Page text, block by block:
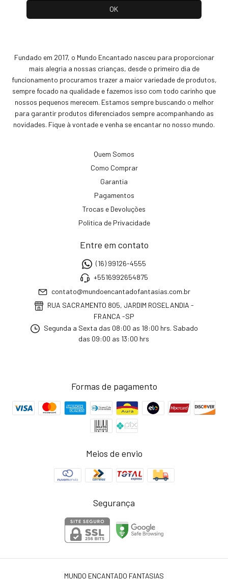
Fundado em 2017, o Mundo Encantado nasceu para proporcionar
mais alegria a nossas crianças, desde o primeiro dia de
funcionamento procuramos trazer a maior variedade de produtos,
sempre focado na qualidade e fazemos isso com todo carinho que
nossos pequenos merecem. Estamos sempre buscando o melhor
para garantir produtos diferenciados sempre acompanhando as
novidades. Fique à vontade e venha se encantar no nosso mundo.
Quem Somos
Como Comprar
Garantia
Pagamentos
Trocas e Devoluções
Politica de Privacidade
Entre em contato
(16) 99126-4555
+5516992654875
contato@mundoencantadofantasias.com.br
RUA SACRAMENTO 805, JARDIM ROSELANDIA -
FRANCA -SP
Segunda a Sexta das 08:00 as 18:00 hrs. Sabado
das 09:00 as 13:00 hrs
Formas de pagamento
Meios de envio
Segurança
MUNDO ENCANTADO FANTASIAS